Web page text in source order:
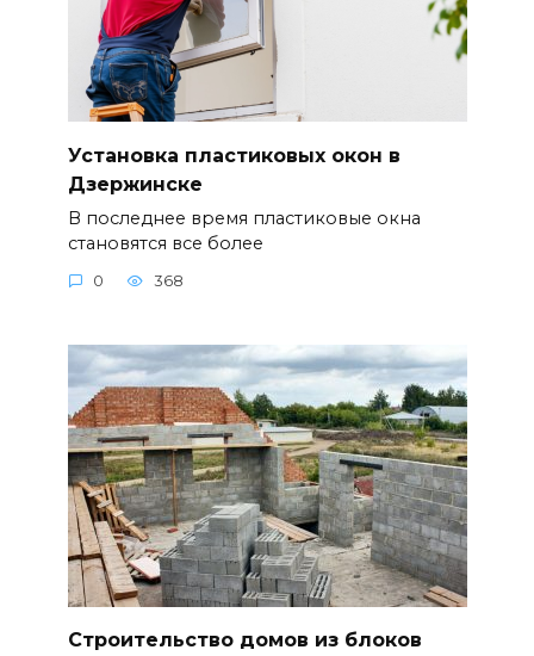
Установка пластиковых окон в
Дзержинске
В последнее время пластиковые окна
становятся все более
0 368
Строительство домов из блоков